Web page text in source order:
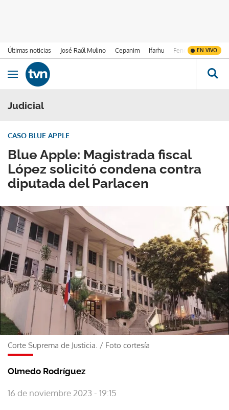
Últimas noticias José Raúl Mulino Cepanim Ifarhu Fenómeno de El
EN VIVO
Ir al contenido
Obrir navegació
Judicial
Blue Apple: Magistrada fiscal
López solicitó condena contra
diputada del Parlacen
CASO BLUE APPLE
Corte Suprema de Justicia. / Foto cortesía
Olmedo Rodríguez
16 de noviembre 2023 - 19:15